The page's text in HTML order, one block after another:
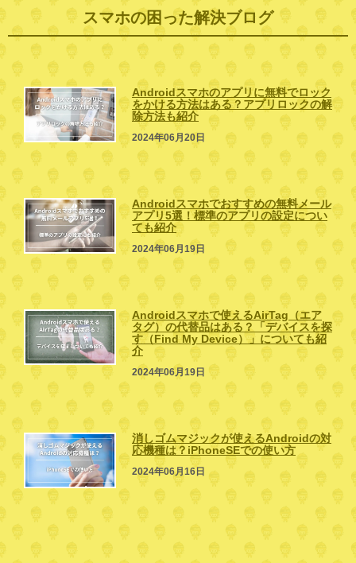
スマホの困った解決ブログ
Androidスマホのアプリに無料でロック
をかける方法はある？アプリロックの解
除方法も紹介
2024年06月20日
Androidスマホでおすすめの無料メール
アプリ5選！標準のアプリの設定につい
ても紹介
2024年06月19日
Androidスマホで使えるAirTag（エア
タグ）の代替品はある？「デバイスを探
す（Find My Device）」についても紹
介
2024年06月19日
消しゴムマジックが使えるAndroidの対
応機種は？iPhoneSEでの使い方
2024年06月16日